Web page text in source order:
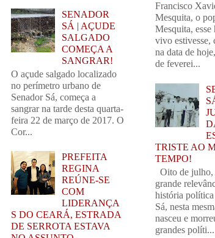
SENADOR
SÁ | AÇUDE
SALGADO
COMEÇA A
SANGRAR!
O açude salgado localizado
no perímetro urbano de
Senador Sá, começa a
sangrar na tarde desta quarta-
feira 22 de março de 2017. O
Cor...
PREFEITA
REGINA
REÚNE-SE
COM
LIDERANÇA
S DO CEARÁ, ESTRADA
DE SERROTA ESTAVA
Francisco
Mesquita, o
Mesquita, esse
vivo estivesse,
na data de
de feverei...
TRISTE AO
TEMPO!
Oito de julho,
grande
história
Sá, nesta
nasceu e
grandes políti...